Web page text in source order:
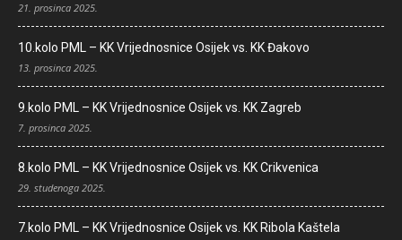
21. prosinca 2025.
10.kolo PML – KK Vrijednosnice Osijek vs. KK Đakovo
13. prosinca 2025.
9.kolo PML – KK Vrijednosnice Osijek vs. KK Zagreb
7. prosinca 2025.
8.kolo PML – KK Vrijednosnice Osijek vs. KK Crikvenica
29. studenoga 2025.
7.kolo PML – KK Vrijednosnice Osijek vs. KK Ribola Kaštela